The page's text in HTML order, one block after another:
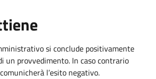
si conclude positivamente
un provvedimento. In caso contrario
l’esito negativo.